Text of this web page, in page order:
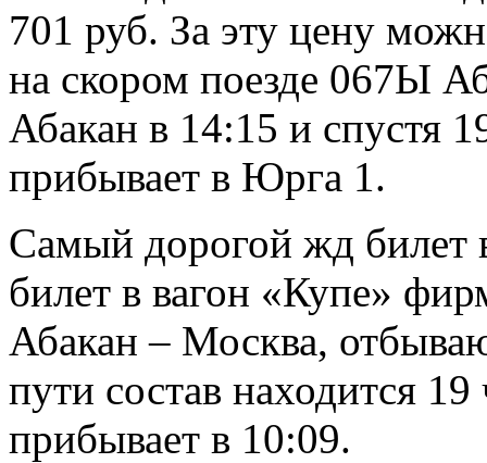
701 руб. За эту цену
на скором поезде 067Ы
Абакан в 14:15 и спустя
прибывает в Юрга 1.
Самый дорогой жд билет
билет в вагон «Купе»
Абакан – Москва,
пути состав находится
прибывает в 10:09.